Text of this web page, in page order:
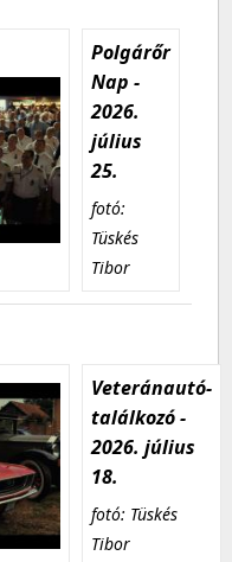
Polgárőr
Nap -
2026.
július
25.
fotó:
Tüskés
Tibor
Veteránautó-
találkozó -
2026. július
18.
fotó: Tüskés
Tibor